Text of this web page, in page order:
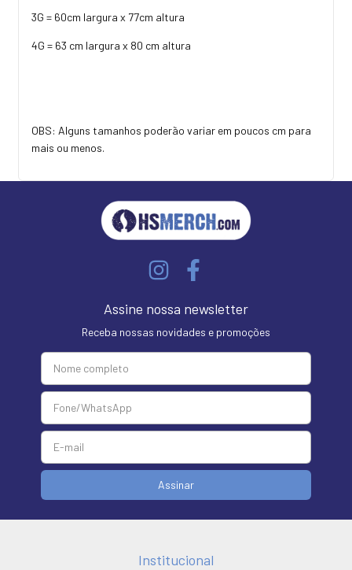
3G = 60cm largura x 77cm altura
4G = 63 cm largura x 80 cm altura
OBS: Alguns tamanhos poderão variar em poucos cm para
mais ou menos.
Assine nossa newsletter
Receba nossas novidades e promoções
Institucional